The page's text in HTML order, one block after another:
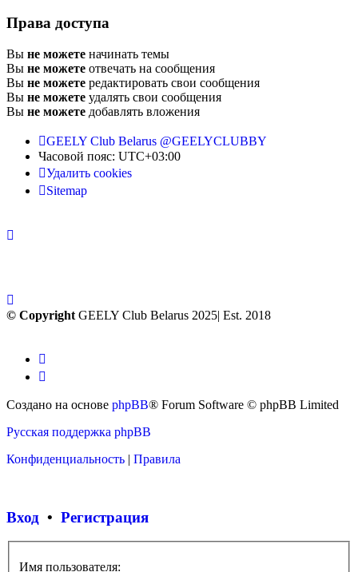
Права доступа
Вы не можете начинать темы
Вы не можете отвечать на сообщения
Вы не можете редактировать свои сообщения
Вы не можете удалять свои сообщения
Вы не можете добавлять вложения
GEELY Club Belarus @GEELYCLUBBY
Часовой пояс: UTC+03:00
Удалить cookies
Sitemap
© Copyright GEELY Club Belarus 2025| Est. 2018
Создано на основе phpBB® Forum Software © phpBB Limited
Русская поддержка phpBB
Конфиденциальность | Правила
Вход • Регистрация
Имя пользователя: